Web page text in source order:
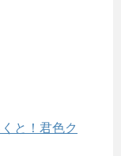
と！君色ク